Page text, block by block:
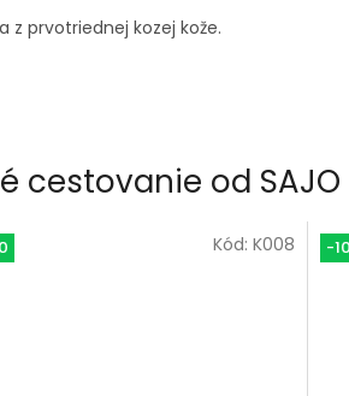
z prvotriednej kozej kože.
cestovanie od SAJO
Kód: K008 -